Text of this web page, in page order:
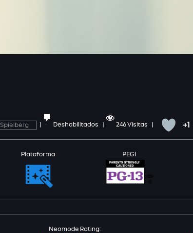
Spielberg Deshabilitados | 246 Visitas | +1
Plataforma PEGI
Neomode Rating: